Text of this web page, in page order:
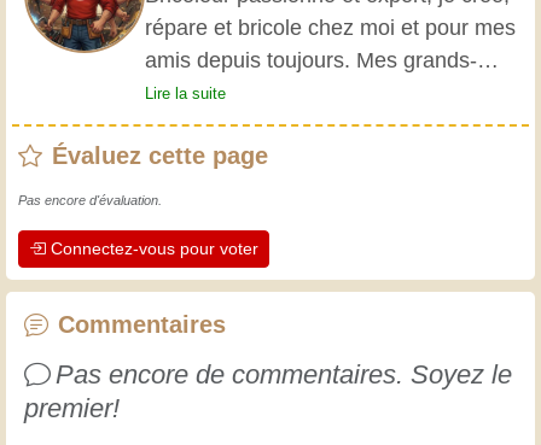
répare et bricole chez moi et pour mes
amis depuis toujours. Mes grands-
parents m'ont initié très jeune, et
depuis, j'ai acquis une riche expérience.
L'expérience est essentielle ! Elle nous
professionnels. Apprenons ensemble ;
chaque jour est une occasion de
progresser. Amusez-vous bien !
Lire la suite
Évaluez cette page
Pas encore d'évaluation.
Connectez-vous pour voter
Commentaires
Pas encore de commentaires. Soyez le
premier!